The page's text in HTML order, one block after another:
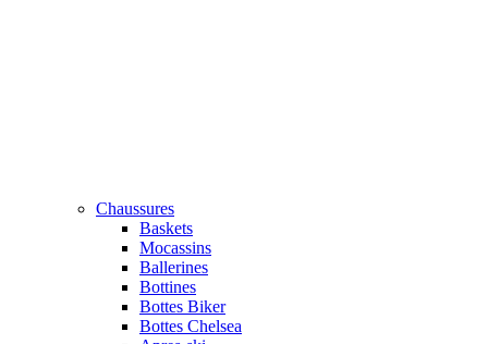
Chaussures
Baskets
Mocassins
Ballerines
Bottines
Bottes Biker
Bottes Chelsea